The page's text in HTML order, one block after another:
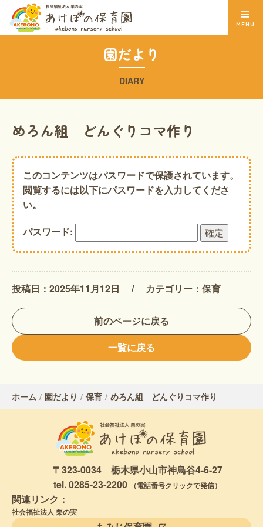
MENU
園だより
DIARY
めろん組 どんぐりコマ作り
このコンテンツはパスワードで保護されています。
閲覧するには以下にパスワードを入力してくださ
い。
パスワード:
投稿日：2025年11月12日 カテゴリー： 保育
前のページに戻る
一覧に戻る
ホーム 園だより 保育 めろん組 どんぐりコマ作り
〒323-0034 栃木県小山市神鳥谷4-6-27
tel.0285-23-2200 （電話番号クリックで発信）
関連リンク：
社会福祉法人 栗の実